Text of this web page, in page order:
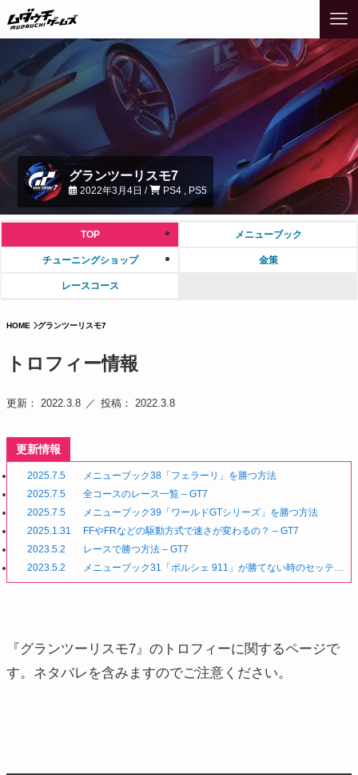
グランツーリスモ7
2022年3月4日 / PS4 , PS5
TOP メニューブック
チューニングショップ 金策
レースコース
HOME グランツーリスモ7
トロフィー情報
更新： 2022.3.8 投稿： 2022.3.8
更新情報
2025.7.5
メニューブック38「フェラーリ」を勝つ方法
2025.7.5
全コースのレース一覧 – GT7
2025.7.5
メニューブック39「ワールドGTシリーズ」を勝つ方法
2025.1.31
FFやFRなどの駆動方式で速さが変わるの？ – GT7
2023.5.2
レースで勝つ方法 – GT7
2023.5.2
メニューブック31「ポルシェ 911」が勝てない時のセッティ
ング
『グランツーリスモ7』のトロフィーに関するページで
す。ネタバレを含みますのでご注意ください。